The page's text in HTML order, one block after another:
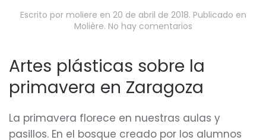
Escrito por moliere en 20 de abril de 2018. Publicado en
Molière. No hay comentariosen
asoma
en
el
Molière
Artes plásticas sobre la
primavera en Zaragoza
La primavera florece en nuestras aulas y
pasillos. En el bosque creado por los alumnos